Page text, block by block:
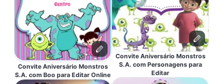
Convite Aniversário Monstros
S.A. com Boo para Editar Online
Convite Aniversário Monstros
S.A. com Personagens para
Editar